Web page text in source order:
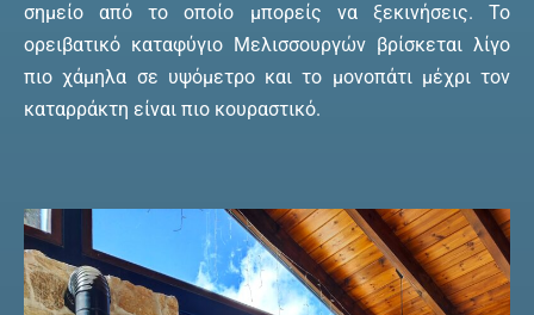
σημείο από το οποίο μπορείς να ξεκινήσεις. Το
ορειβατικό καταφύγιο Μελισσουργών βρίσκεται λίγο
πιο χάμηλα σε υψόμετρο και το μονοπάτι μέχρι τον
καταρράκτη είναι πιο κουραστικό.